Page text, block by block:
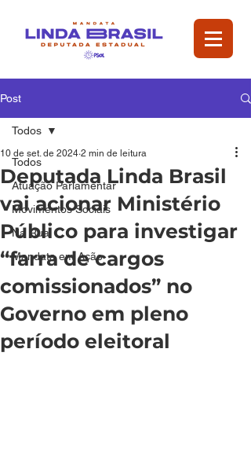
Post
Todos
Atuação Parlamentar
Movimentos Sociais
Na Rua
Mandata em Ação
Todos
Deputada Linda Brasil
vai acionar Ministério
Público para investigar
“farra de cargos
comissionados” no
Governo em pleno
período eleitoral
10 de set. de 2024 2 min de leitura